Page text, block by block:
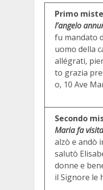
Primo
l’angelo
fu mandato
uomo della
allégrati,
to grazia
o, 10 Ave
Secondo
Maria fa
alzò e andò
salutò
donne e
il Signore le